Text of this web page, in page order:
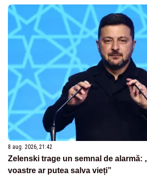
8 aug. 2026, 21:42
Zelenski trage un semnal de alarmă:
voastre ar putea salva vieți”